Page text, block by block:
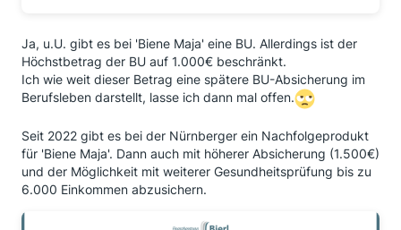
Ja, u.U. gibt es bei 'Biene Maja' eine BU. Allerdings ist der
Höchstbetrag der BU auf 1.000€ beschränkt.
Ich wie weit dieser Betrag eine spätere BU-Absicherung im
Berufsleben darstellt, lasse ich dann mal offen.
Seit 2022 gibt es bei der Nürnberger ein Nachfolgeprodukt
für 'Biene Maja'. Dann auch mit höherer Absicherung (1.500€)
und der Möglichkeit mit weiterer Gesundheitsprüfung bis zu
6.000 Einkommen abzusichern.